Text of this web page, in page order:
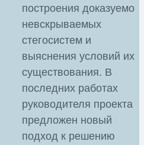
построения доказуемо
невскрываемых
стегосистем и
выяснения условий их
существования. В
последних работах
руководителя проекта
предложен новый
подход к решению